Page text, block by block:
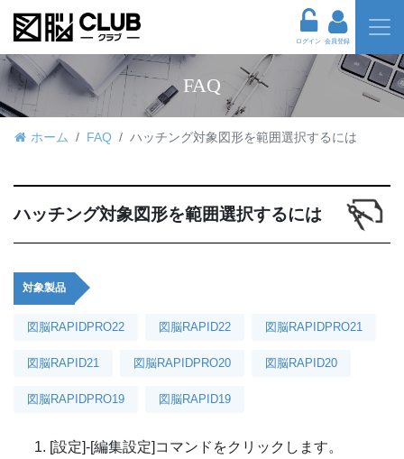
ログイン 会員登録
FAQ
ホーム FAQ ハッチング対象図形を範囲選択するには
ハッチング対象図形を範囲選択するには
対象製品
図脳RAPIDPRO22 図脳RAPID22 図脳RAPIDPRO21
図脳RAPID21 図脳RAPIDPRO20 図脳RAPID20
図脳RAPIDPRO19 図脳RAPID19
[設定]-[編集設定]コマンドをクリックします。